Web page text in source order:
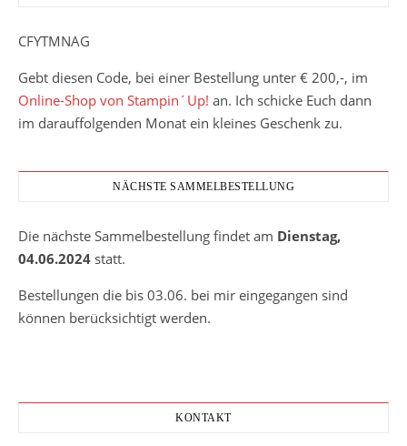
CFYTMNAG
Gebt diesen Code, bei einer Bestellung unter € 200,-, im
Online-Shop von Stampin´Up! an. Ich schicke Euch dann
im darauffolgenden Monat ein kleines Geschenk zu.
NÄCHSTE SAMMELBESTELLUNG
Die nächste Sammelbestellung findet am Dienstag,
04.06.2024 statt.
Bestellungen die bis 03.06. bei mir eingegangen sind
können berücksichtigt werden.
KONTAKT